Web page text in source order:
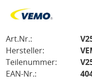
Art.Nr.:
Hersteller:
Teilenummer:
EAN-Nr.: